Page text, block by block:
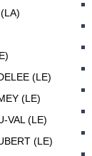
(LE)
(LE)
VAL (LE)
(LE)